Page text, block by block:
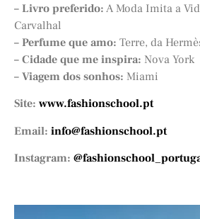
– Livro preferido: A Moda Imita a
Carvalhal
– Perfume que amo: Terre, da
– Cidade que me inspira: Nova York
– Viagem dos sonhos: Miami
Site: www.fashionschool.pt
Email: info@fashionschool.pt
Instagram: